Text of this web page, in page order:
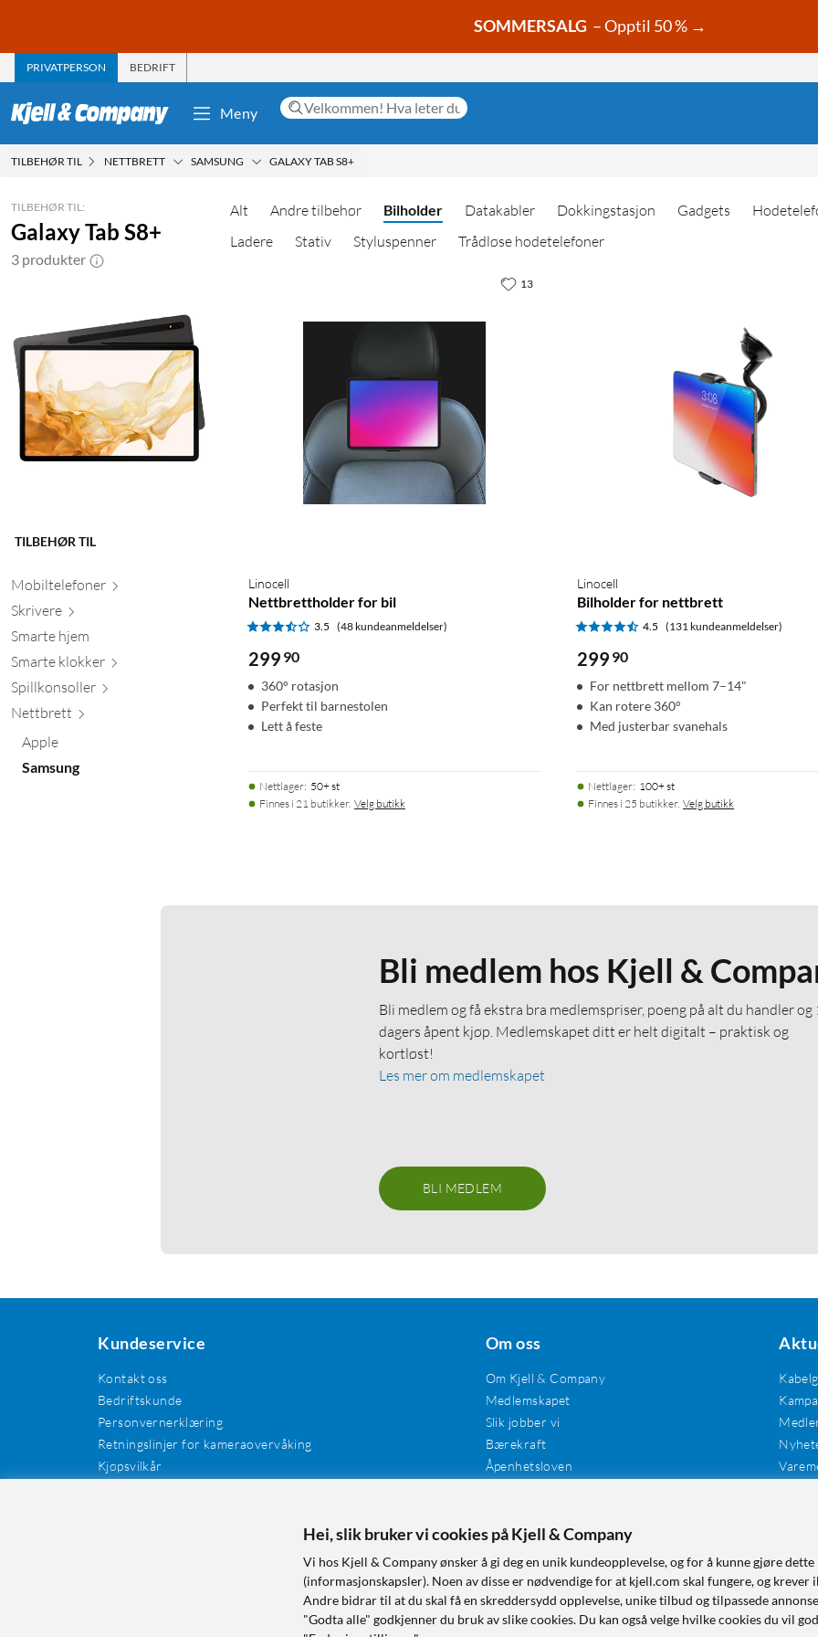
SOMMERSALG – Opptil 50 % →
PRIVATPERSON BEDRIFT
Meny
TILBEHØR TIL NETTBRETT SAMSUNG GALAXY TAB S8+
TILBEHØR TIL:
Galaxy Tab S8+
3 produkter
TILBEHØR TIL
Mobiltelefoner
Skrivere
Smarte hjem
Smarte klokker
Spillkonsoller
Nettbrett
Apple
Samsung
Alt Andre tilbehør Bilholder Datakabler Dokkingstasjon Gadgets
Ladere
Stativ Styluspenner Trådløse hodetelefoner
Linocell
Nettbrettholder for bil
3.5 (48 kundeanmeldelser)
299 90
360° rotasjon
Perfekt til barnestolen
Lett å feste
Nettlager: 50+ st
Finnes i 21 butikker. Velg butikk
13
Linocell
Bilholder for nettbrett
4.5 (131 kundeanmeldelser)
299 90
For nettbrett mellom 7–14"
Kan rotere 360°
Med justerbar svanehals
Nettlager: 100+ st
Finnes i 25 butikker. Velg butikk
Bli medlem hos Kjell &
Bli medlem og få ekstra bra medlemspriser, poeng på alt du handler og
dagers åpent kjøp. Medlemskapet ditt er helt digitalt – praktisk og
kortløst!
Les mer om medlemskapet
BLI MEDLEM
Kundeservice
Kontakt oss
Bedriftskunde
Personvernerklæring
Retningslinjer for kameraovervåking
Kjøpsvilkår
Om oss
Om Kjell & Company
Medlemskapet
Slik jobber vi
Bærekraft
Åpenhetsloven
Tilgjengelighet
Hei, slik bruker vi cookies på Kjell & Company
Vi hos Kjell & Company ønsker å gi deg en unik kundeopplevelse, og for å kunne gjøre
(informasjonskapsler). Noen av disse er nødvendige for at kjell.com skal fungere, og krever
Andre bidrar til at du skal få en skreddersydd opplevelse, unike tilbud og tilpassede
"Godta alle" godkjenner du bruk av slike cookies. Du kan også velge hvilke cookies du vil